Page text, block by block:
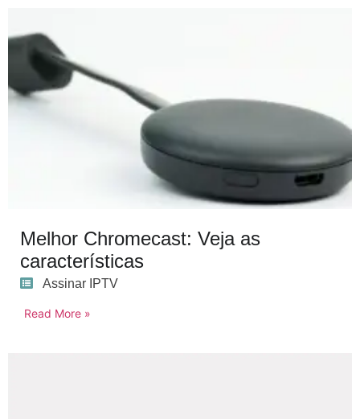
Melhor Chromecast: Veja as
características
Assinar IPTV
Read More »